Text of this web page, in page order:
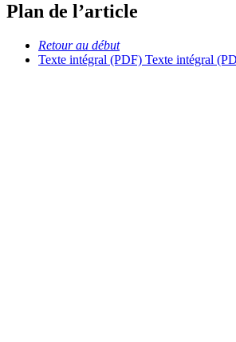
Plan de l’article
Retour au début
Texte intégral (PDF) Texte intégral